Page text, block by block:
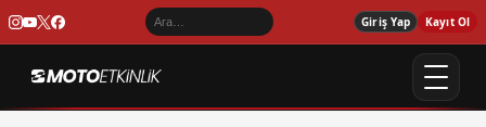
Giriş Yap Kayıt Ol